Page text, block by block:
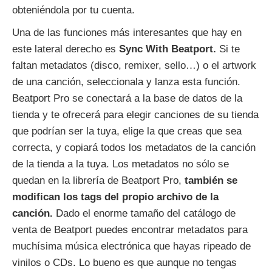
obteniéndola por tu cuenta.
Una de las funciones más interesantes que hay en
este lateral derecho es Sync With Beatport. Si te
faltan metadatos (disco, remixer, sello…) o el artwork
de una canción, seleccionala y lanza esta función.
Beatport Pro se conectará a la base de datos de la
tienda y te ofrecerá para elegir canciones de su tienda
que podrían ser la tuya, elige la que creas que sea
correcta, y copiará todos los metadatos de la canción
de la tienda a la tuya. Los metadatos no sólo se
quedan en la librería de Beatport Pro, también se
modifican los tags del propio archivo de la
canción. Dado el enorme tamaño del catálogo de
venta de Beatport puedes encontrar metadatos para
muchísima música electrónica que hayas ripeado de
vinilos o CDs. Lo bueno es que aunque no tengas